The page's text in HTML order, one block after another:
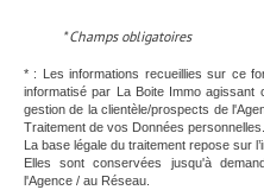
* Champs obligatoires
* : Les informations recueillies sur ce
informatisé par La Boite Immo agissant
gestion de la clientèle/prospects de
Traitement de vos Données personnelles.
La base légale du traitement repose sur
Elles sont conservées jusqu'à
l'Agence / au Réseau.